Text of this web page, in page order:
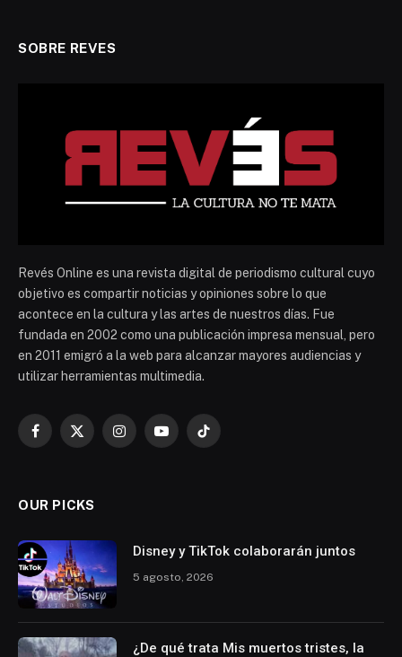
SOBRE REVES
Revés Online es una revista digital de periodismo cultural cuyo
objetivo es compartir noticias y opiniones sobre lo que
acontece en la cultura y las artes de nuestros días. Fue
fundada en 2002 como una publicación impresa mensual, pero
en 2011 emigró a la web para alcanzar mayores audiencias y
utilizar herramientas multimedia.
Facebook
X
InstagramYouTubeTikTok
OUR PICKS
Disney y TikTok colaborarán juntos
5 agosto, 2026
¿De qué trata Mis muertos tristes, la